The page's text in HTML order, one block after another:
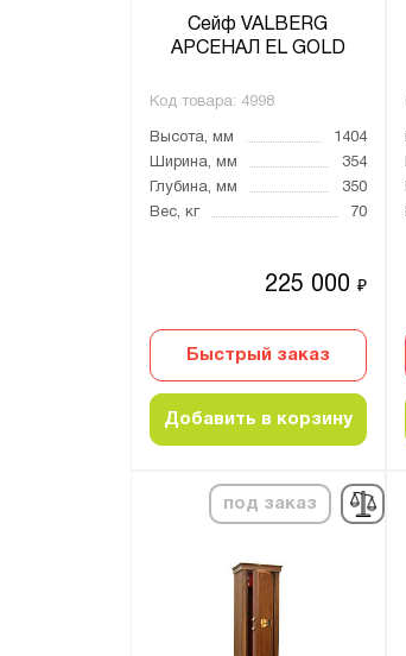
Сейф VALBERG
АРСЕНАЛ EL GOLD
Код товара: 4998
Высота, мм
1404
Ширина, мм
354
Глубина, мм
350
Вес, кг
70
225 000 ₽
Быстрый заказ
Добавить в корзину
под заказ